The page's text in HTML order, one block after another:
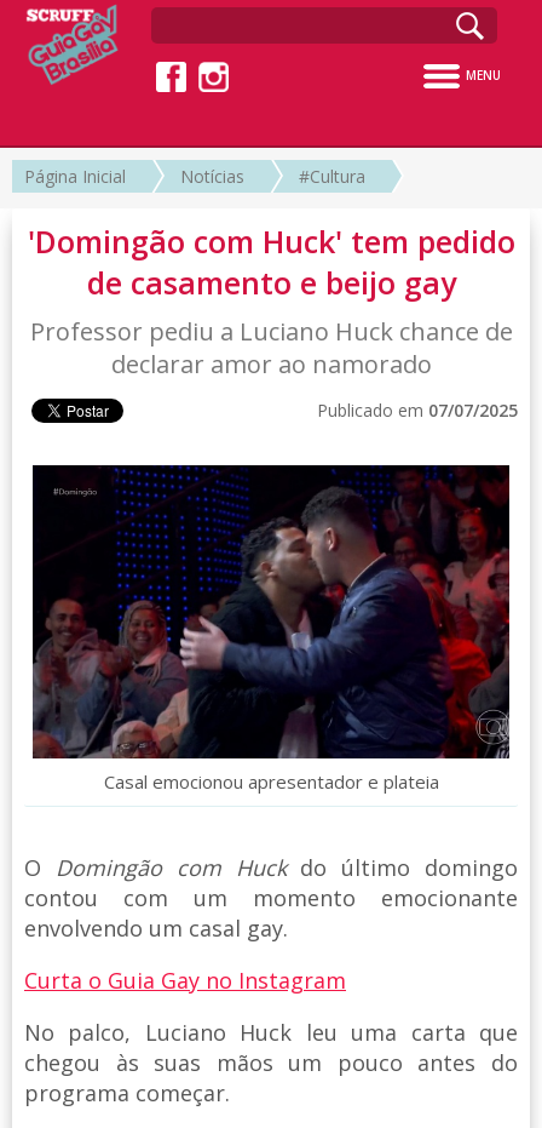
MENU
Página Inicial Notícias #Cultura
'Domingão com Huck' tem pedido
de casamento e beijo gay
Professor pediu a Luciano Huck chance de
declarar amor ao namorado
Publicado em 07/07/2025
Casal emocionou apresentador e plateia
O Domingão com Huckdo último domingo
contou com um momento emocionante
envolvendo um casal gay.
Curta o Guia Gay no Instagram
No palco, Luciano Huck leu uma carta que
chegou às suas mãos um pouco antes do
programa começar.